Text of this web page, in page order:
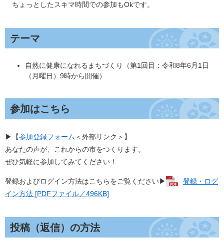
ちょっとしたスキマ時間での参加もOkです。
テーマ
自然に健康になれるまちづくり（第1回目：令和8年6月1日
（月曜日）9時から開催）
参加はこちら
▶【参加登録フォーム ＜外部リンク＞ 】
あなたの声が、これからの市をつくります。
ぜひ気軽に参加してみてください！
登録およびログイン方法はこちらをご覧ください▶​
登録・ログ
イン方法 [PDFファイル／496KB]
投稿（返信）の方法